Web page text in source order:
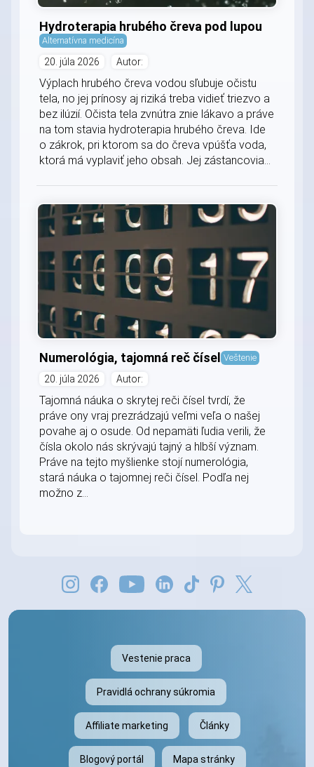
Hydroterapia hrubého čreva pod lupou
Alternatívna medicína
20. júla 2026 Autor:
Výplach hrubého čreva vodou sľubuje očistu
tela, no jej prínosy aj riziká treba vidieť triezvo a
bez ilúzií. Očista tela zvnútra znie lákavo a práve
na tom stavia hydroterapia hrubého čreva. Ide
o zákrok, pri ktorom sa do čreva vpúšťa voda,
ktorá má vyplaviť jeho obsah. Jej zástancovia...
Numerológia, tajomná reč čísel Veštenie
20. júla 2026 Autor:
Tajomná náuka o skrytej reči čísel tvrdí, že
práve ony vraj prezrádzajú veľmi veľa o našej
povahe aj o osude. Od nepamäti ľudia verili, že
čísla okolo nás skrývajú tajný a hlbší význam.
Práve na tejto myšlienke stojí numerológia,
stará náuka o tajomnej reči čísel. Podľa nej
možno z...
Vestenie praca
Pravidlá ochrany súkromia
Affiliate marketing Články
Blogový portál Mapa stránky